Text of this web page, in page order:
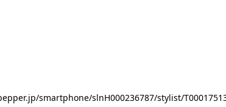
smartphone/slnH000236787/stylist/